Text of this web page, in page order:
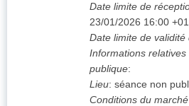
Date limite de
23/01/2026 16:00
Date limite de validité
Informations
publique:
Lieu: séance non
Conditions du marché